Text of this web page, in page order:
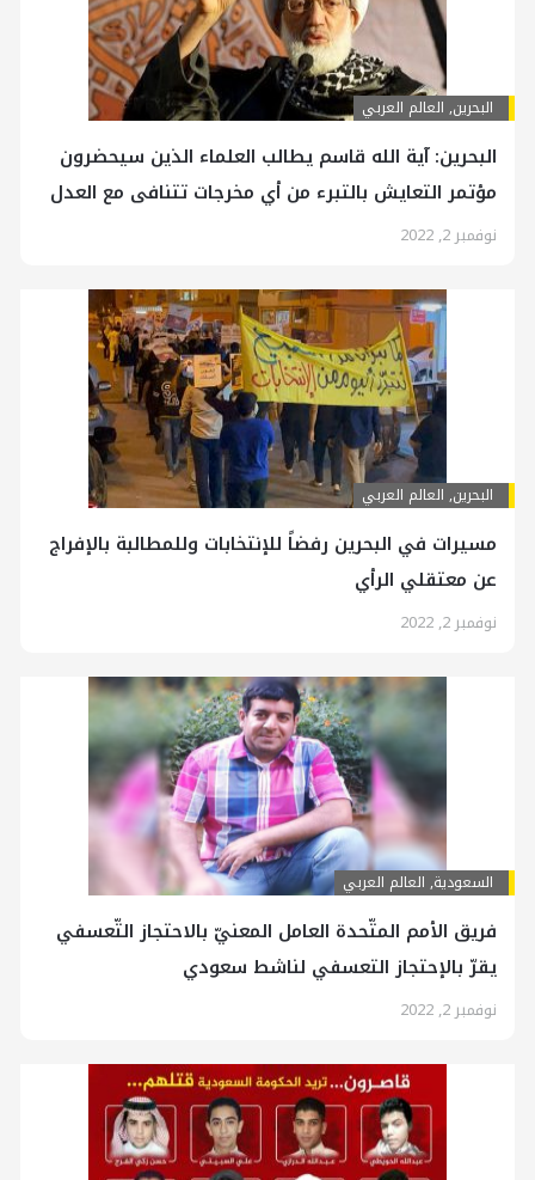
البحرين, العالم العربي
البحرين: آية الله قاسم يطالب العلماء الذين سيحضرون
مؤتمر التعايش بالتبرء من أي مخرجات تتنافى مع العدل
نوفمبر 2, 2022
البحرين, العالم العربي
مسيرات في البحرين رفضاً للإنتخابات وللمطالبة بالإفراج
عن معتقلي الرأي
نوفمبر 2, 2022
السعودية, العالم العربي
فريق الأمم المتّحدة العامل المعنيّ بالاحتجاز التّعسفي
يقرّ بالإحتجاز التعسفي لناشط سعودي
نوفمبر 2, 2022